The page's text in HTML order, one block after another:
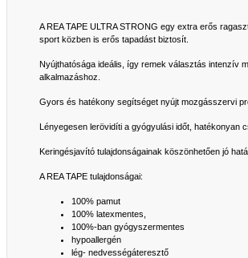
A REA TAPE ULTRA STRONG egy extra erős
sport közben is erős tapadást biztosít.
Nyújthatósága ideális, így remek választás intenzív
alkalmazáshoz.
Gyors és hatékony segítséget nyújt mozgásszervi
Lényegesen lerövidíti a gyógyulási időt, hatékonyan
Keringésjavító tulajdonságainak köszönhetően jó
A REA TAPE tulajdonságai:
100% pamut
100% latexmentes,
100%-ban gyógyszermentes
hypoallergén
lég- nedvességáteresztő